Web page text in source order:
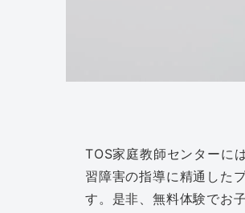
TOS家庭教師センターに
習障害の指導に精通した
す。是非、無料体験でお